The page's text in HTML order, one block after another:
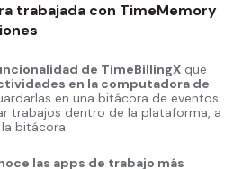
trabajada con TimeMemory
de TimeBillingX que
en la computadora de
en una bitácora de eventos.
trabajos dentro de la plataforma, a
bitácora.
las apps de trabajo más